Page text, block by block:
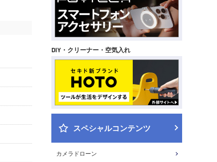
DIY・クリーナー・空気入れ
スペシャルコンテンツ
カメラドローン